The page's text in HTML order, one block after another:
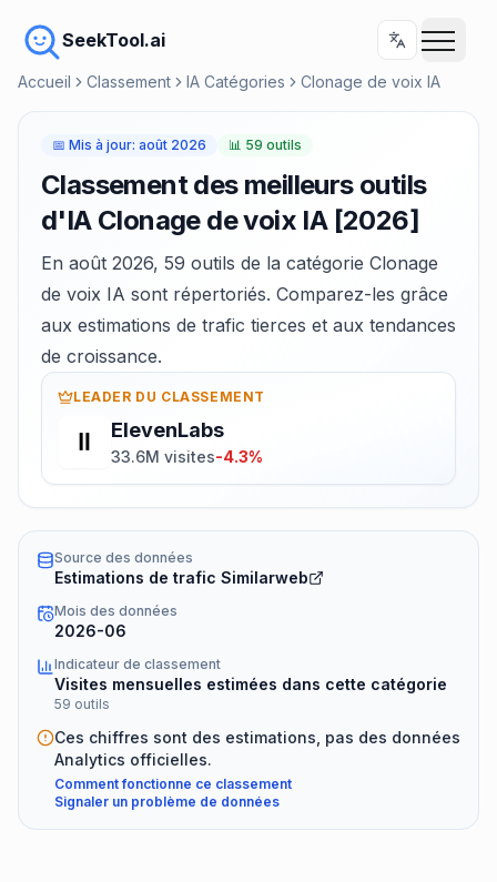
SeekTool.ai
Accueil Classement IA Catégories Clonage de voix IA
📅 Mis à jour: août 2026 📊 59 outils
Classement des meilleurs outils
d'IA Clonage de voix IA [2026]
En août 2026, 59 outils de la catégorie Clonage
de voix IA sont répertoriés. Comparez-les grâce
aux estimations de trafic tierces et aux tendances
de croissance.
LEADER DU CLASSEMENT
ElevenLabs
33.6M visites-4.3%
Source des données
Estimations de trafic Similarweb
Mois des données
2026-06
Indicateur de classement
Visites mensuelles estimées dans cette catégorie
59 outils
Ces chiffres sont des estimations, pas des données
Analytics officielles.
Comment fonctionne ce classement
Signaler un problème de données